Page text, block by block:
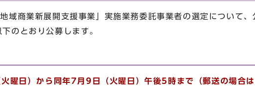
域商業新展開支援事業」実施業務委託事業者の選定について、
のとおり公募します。
曜日）から同年7月9日（火曜日）午後5時まで（郵送の場合は